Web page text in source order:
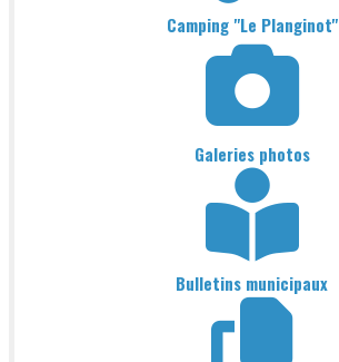
Camping "Le Planginot"
Galeries photos
Bulletins municipaux